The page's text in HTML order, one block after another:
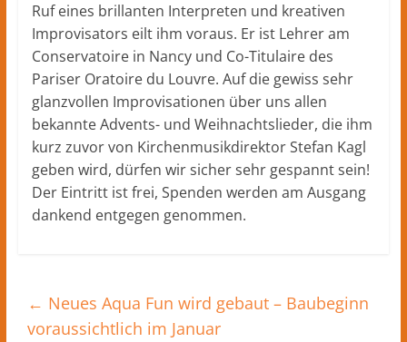
Ruf eines brillanten Interpreten und kreativen
Improvisators eilt ihm voraus. Er ist Lehrer am
Conservatoire in Nancy und Co-Titulaire des
Pariser Oratoire du Louvre. Auf die gewiss sehr
glanzvollen Improvisationen über uns allen
bekannte Advents- und Weihnachtslieder, die ihm
kurz zuvor von Kirchenmusikdirektor Stefan Kagl
geben wird, dürfen wir sicher sehr gespannt sein!
Der Eintritt ist frei, Spenden werden am Ausgang
dankend entgegen genommen.
← Neues Aqua Fun wird gebaut – Baubeginn
voraussichtlich im Januar